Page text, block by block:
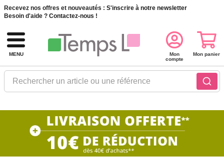
Recevez nos offres et nouveautés : S'inscrire à notre newsletter
Besoin d'aide ? Contactez-nous !
MENU
Rechercher un article ou une référence
Mon
compte
Mon panier
10€ de réduction dès 40€ d'achat. Offre
valable du 03/08/2026 au 12/08/2026.